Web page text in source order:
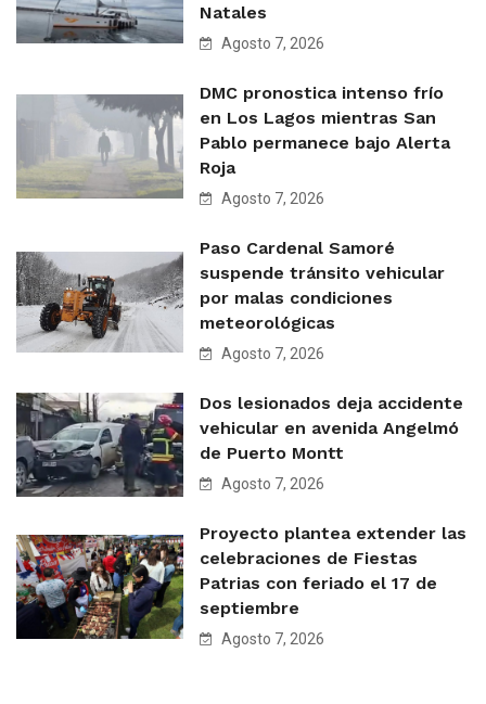
Natales
Agosto 7, 2026
DMC pronostica intenso frío
en Los Lagos mientras San
Pablo permanece bajo Alerta
Roja
Agosto 7, 2026
Paso Cardenal Samoré
suspende tránsito vehicular
por malas condiciones
meteorológicas
Agosto 7, 2026
Dos lesionados deja accidente
vehicular en avenida Angelmó
de Puerto Montt
Agosto 7, 2026
Proyecto plantea extender las
celebraciones de Fiestas
Patrias con feriado el 17 de
septiembre
Agosto 7, 2026